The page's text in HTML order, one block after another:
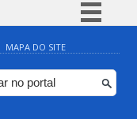
Simplifique!
Comunica BR
Participe
MAPA DO SITE